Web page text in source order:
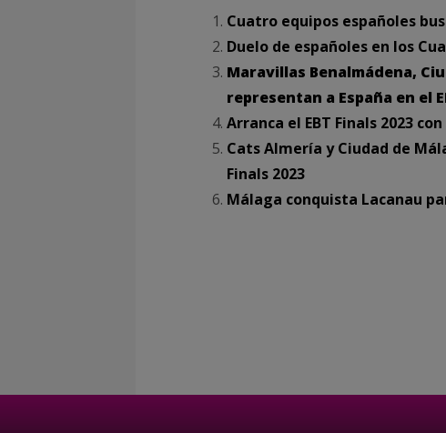
Cuatro equipos españoles
Duelo de españoles en los
Maravillas Benalmádena,
representan a España en el
Arranca el EBT Finals 2023
Cats Almería y Ciudad de
Finals 2023
Málaga conquista Lacanau